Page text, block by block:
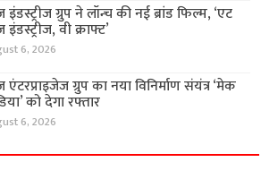
इंडस्ट्रीज ग्रुप ने लॉन्च की नई ब्रांड फिल्म, ‘एट
वी क्राफ्ट’
6, 2026
एंटरप्राइजेज ग्रुप का नया विनिर्माण संयंत्र ‘मेक
को देगा रफ्तार
6, 2026